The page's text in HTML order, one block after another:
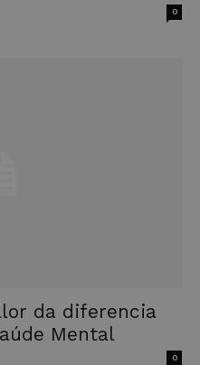
0
da diferencia
Mental
0